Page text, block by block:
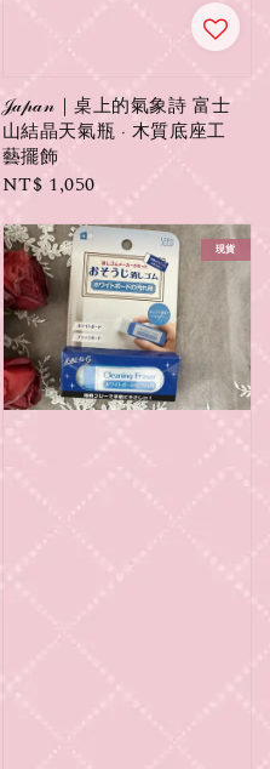
𝒥𝒶𝓅𝒶𝓃｜桌上的氣象詩 富士
山結晶天氣瓶 ‧ 木質底座工
藝擺飾
Regular
NT$ 1,050
現貨